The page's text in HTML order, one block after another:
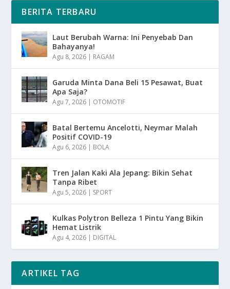
BERITA TERBARU
Laut Berubah Warna: Ini Penyebab Dan
Bahayanya!
Agu 8, 2026 | RAGAM
Garuda Minta Dana Beli 15 Pesawat, Buat
Apa Saja?
Agu 7, 2026 | OTOMOTIF
Batal Bertemu Ancelotti, Neymar Malah
Positif COVID-19
Agu 6, 2026 | BOLA
Tren Jalan Kaki Ala Jepang: Bikin Sehat
Tanpa Ribet
Agu 5, 2026 | SPORT
Kulkas Polytron Belleza 1 Pintu Yang Bikin
Hemat Listrik
Agu 4, 2026 | DIGITAL
ARTIKEL TAG